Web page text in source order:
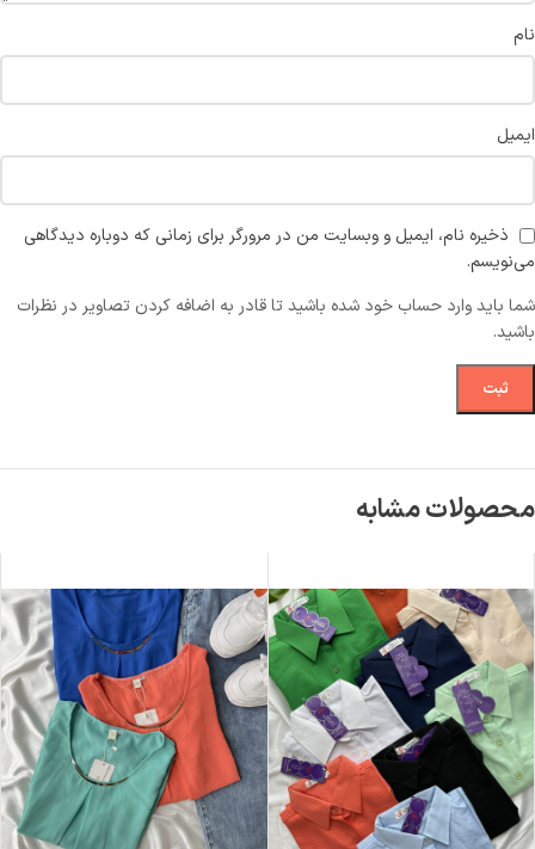
نام
ایمیل
ذخیره نام، ایمیل و وبسایت من در مرورگر برای زمانی که دوباره دیدگاهی
می‌نویسم.
شما باید وارد حساب خود شده باشید تا قادر به اضافه کردن تصاویر در نظرات
باشید.
محصولات مشابه